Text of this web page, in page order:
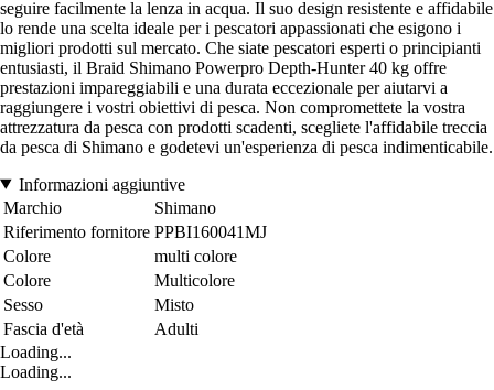
seguire facilmente la lenza in acqua. Il suo design resistente e affidabile
lo rende una scelta ideale per i pescatori appassionati che esigono i
migliori prodotti sul mercato. Che siate pescatori esperti o principianti
entusiasti, il Braid Shimano Powerpro Depth-Hunter 40 kg offre
prestazioni impareggiabili e una durata eccezionale per aiutarvi a
raggiungere i vostri obiettivi di pesca. Non compromettete la vostra
attrezzatura da pesca con prodotti scadenti, scegliete l'affidabile treccia
da pesca di Shimano e godetevi un'esperienza di pesca indimenticabile.
Informazioni aggiuntive
Marchio
Shimano
Riferimento fornitore PPBI160041MJ
Colore
multi colore
Colore
Multicolore
Sesso
Misto
Fascia d'età
Adulti
Loading...
Loading...